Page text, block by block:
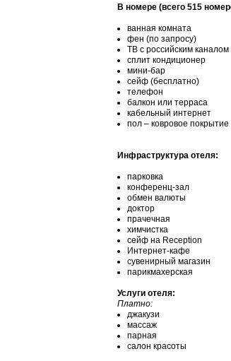
В номере (всего 515
ванная комната
фен (по запросу)
ТВ с российским каналом
сплит кондиционер
мини-бар
сейф (бесплатно)
телефон
балкон или терраса
кабельный интернет
пол – ковровое покрытие
Инфраструктура отеля:
парковка
конференц-зал
обмен валюты
доктор
прачечная
химчистка
сейф на Reception
Интернет-кафе
сувенирный магазин
парикмахерская
Услуги отеля:
Платно:
джакузи
массаж
парная
салон красоты